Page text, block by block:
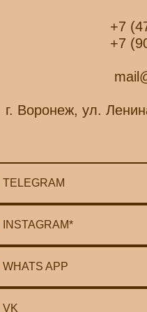
+7
+7
г. Воронеж, ул.
TELEGRAM
INSTAGRAM*
WHATS APP
VK